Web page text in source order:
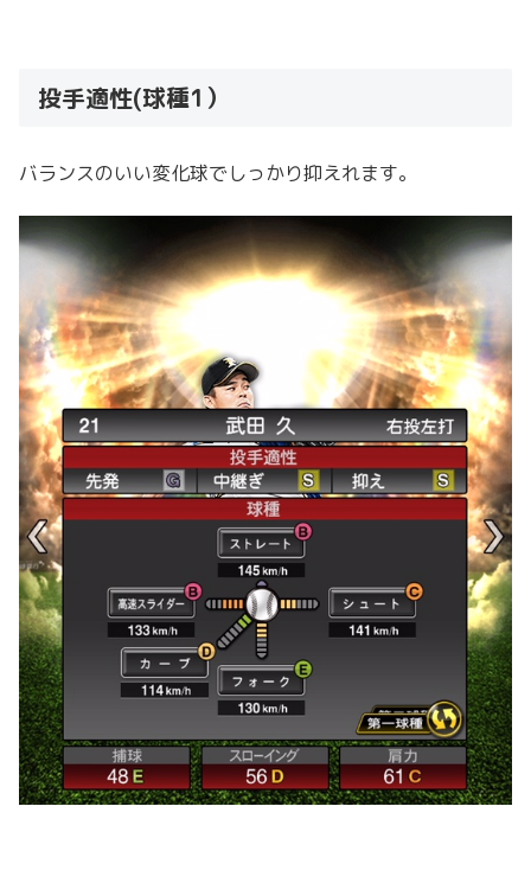
投手適性(球種1）
バランスのいい変化球でしっかり抑えれます。